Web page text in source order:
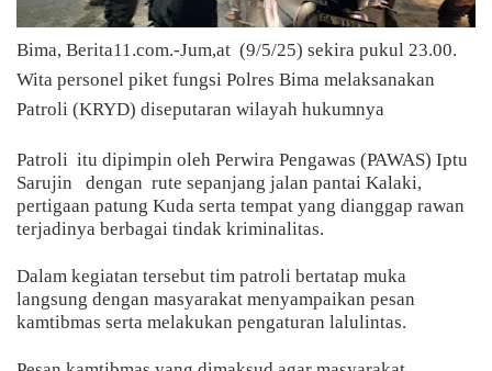
Bima, Berita11.com.-Jum,at (9/5/25) sekira pukul 23.00.
Wita personel piket fungsi Polres Bima melaksanakan
Patroli (KRYD) diseputaran wilayah hukumnya
Patroli itu dipimpin oleh Perwira Pengawas (PAWAS) Iptu
Sarujin
dengan rute sepanjang jalan pantai Kalaki,
pertigaan patung Kuda serta tempat yang dianggap rawan
terjadinya berbagai tindak kriminalitas.
Dalam kegiatan tersebut tim patroli bertatap muka
langsung dengan masyarakat menyampaikan pesan
kamtibmas serta melakukan pengaturan lalulintas.